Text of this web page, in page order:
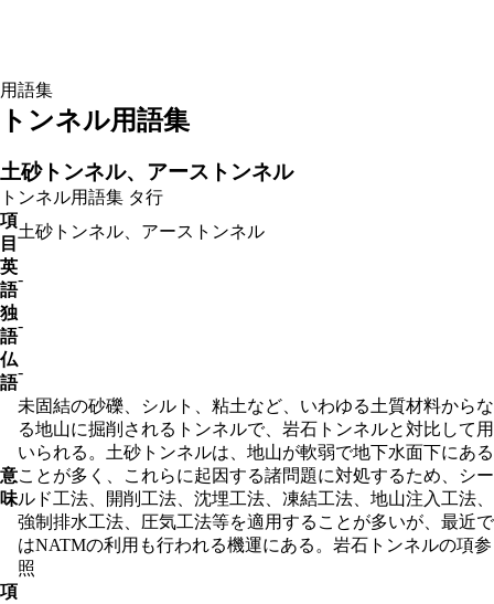
用語集
トンネル用語集
土砂トンネル、アーストンネル
トンネル用語集 タ行
項
目
土砂トンネル、アーストンネル
英
語
-
独
語
-
仏
語
-
意
味
未固結の砂礫、シルト、粘土など、いわゆる土質材料からな
る地山に掘削されるトンネルで、岩石トンネルと対比して用
いられる。土砂トンネルは、地山が軟弱で地下水面下にある
ことが多く、これらに起因する諸問題に対処するため、シー
ルド工法、開削工法、沈埋工法、凍結工法、地山注入工法、
強制排水工法、圧気工法等を適用することが多いが、最近で
はNATMの利用も行われる機運にある。岩石トンネルの項参
照
項